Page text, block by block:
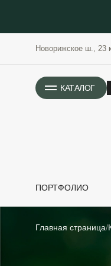
Новорижское ш.,
КАТАЛОГ
ПОРТФОЛИО
ИСТОРИЯ
Главная страница